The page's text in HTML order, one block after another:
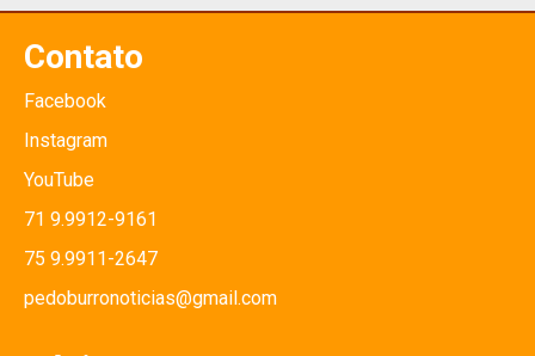
Contato
Facebook
Instagram
YouTube
71 9.9912-9161
75 9.9911-2647
pedoburronoticias@gmail.com